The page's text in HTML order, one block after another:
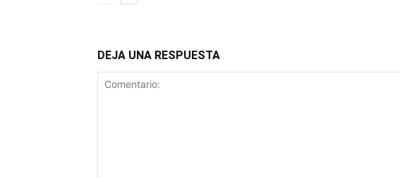
DEJA UNA RESPUESTA